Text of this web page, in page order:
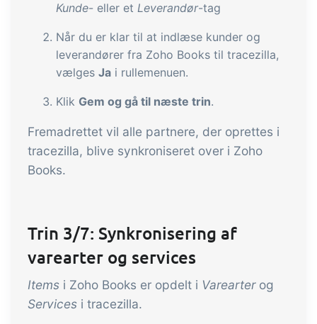
Kunde- eller et Leverandør-tag
Når du er klar til at indlæse kunder og
leverandører fra Zoho Books til tracezilla,
vælges Ja i rullemenuen.
Klik Gem og gå til næste trin.
Fremadrettet vil alle partnere, der oprettes i
tracezilla, blive synkroniseret over i Zoho
Books.
Trin 3/7: Synkronisering af
varearter og services
Items i Zoho Books er opdelt i Varearterog
Services i tracezilla.